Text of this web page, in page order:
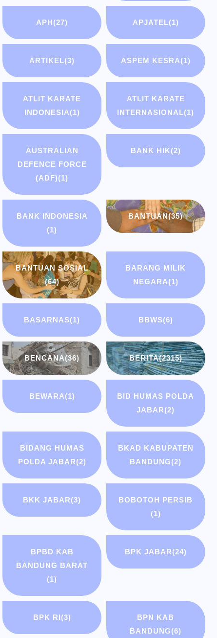
APH(27) APJATEL(1)
ARTIKEL(3) ASPEM KESRA(1)
ATLIT KARATE
INDONESIA(1)
ATLIT KARATE
INTERNASIONAL(1)
AUSTRALIAN
DEFENCE FORCE
(ADF)(1)
BANK HIK(2)
BANK INDONESIA
(1)
BANTUAN(35)
BANTUAN SOSIAL
(64)
BARANG MILIK
NEGARA(1)
BASARNAS(1) BBWS(6)
BENCANA(36) BERITA(2315)
BEWARA(1)
BID HUMAS POLDA
JABAR(2)
BIDANG HUMAS
POLDA JABAR(2)
BKAD KABUPATEN
BANDUNG(2)
BKK JABAR(3)
BOBOTOH PERSIB
(1)
BPBD KAB
BANDUNG BARAT
(1)
BPK JABAR(24)
BPK RI(3)
BPN KAB
BANDUNG(6)